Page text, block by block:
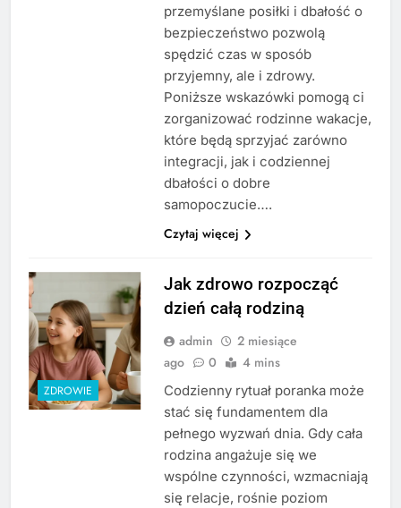
przemyślane posiłki i dbałość o
bezpieczeństwo pozwolą
spędzić czas w sposób
przyjemny, ale i zdrowy.
Poniższe wskazówki pomogą ci
zorganizować rodzinne wakacje,
które będą sprzyjać zarówno
integracji, jak i codziennej
dbałości o dobre
samopoczucie….
Czytaj więcej
ZDROWIE
Jak zdrowo rozpocząć
dzień całą rodziną
admin
2 miesiące
ago
0 4 mins
Codzienny rytuał poranka może
stać się fundamentem dla
pełnego wyzwań dnia. Gdy cała
rodzina angażuje się we
wspólne czynności, wzmacniają
się relacje, rośnie poziom